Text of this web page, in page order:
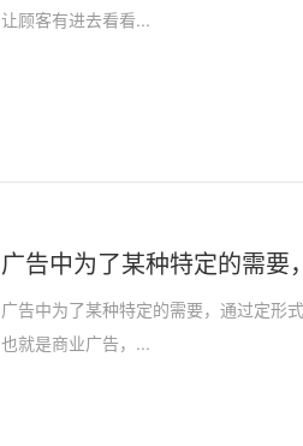
让顾客有进去看看...
广告中为了某种特定的需要
广告中为了某种特定的需要，通过定形
也就是商业广告，...